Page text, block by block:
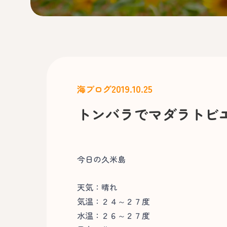
海ブログ2019.10.25
トンバラでマダラトビ
今日の久米島
天気：晴れ
気温：２４～２７度
水温：２６～２７度